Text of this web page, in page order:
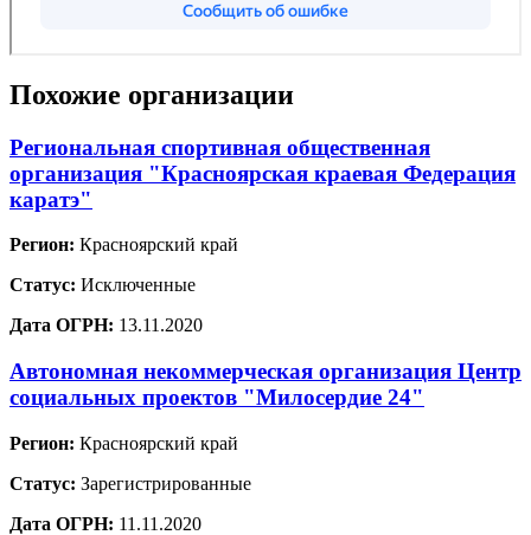
Похожие организации
Региональная спортивная общественная
организация "Красноярская краевая Федерация
каратэ"
Регион: Красноярский край
Статус: Исключенные
Дата ОГРН: 13.11.2020
Автономная некоммерческая организация Центр
социальных проектов "Милосердие 24"
Регион: Красноярский край
Статус: Зарегистрированные
Дата ОГРН: 11.11.2020